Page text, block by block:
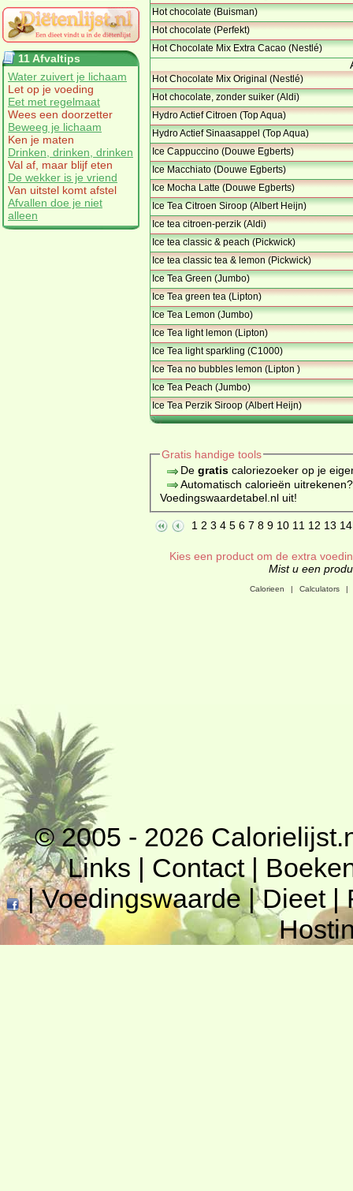
11 Afvaltips
Water zuivert je lichaam
Let op je voeding
Eet met regelmaat
Wees een doorzetter
Beweeg je lichaam
Ken je maten
Drinken, drinken, drinken
Val af, maar blijf eten
De wekker is je vriend
Van uitstel komt afstel
Afvallen doe je niet
alleen
Hot chocolate (Buisman)
Hot chocolate (Perfekt)
Hot Chocolate Mix Extra Cacao (Nestlé)
Hot Chocolate Mix Original (Nestlé)
Hot chocolate, zonder suiker (Aldi)
Hydro Actief Citroen (Top Aqua)
Hydro Actief Sinaasappel (Top Aqua)
Ice Cappuccino (Douwe Egberts)
Ice Macchiato (Douwe Egberts)
Ice Mocha Latte (Douwe Egberts)
Ice Tea Citroen Siroop (Albert Heijn)
Ice tea citroen-perzik (Aldi)
Ice tea classic & peach (Pickwick)
Ice tea classic tea & lemon (Pickwick)
Ice Tea Green (Jumbo)
Ice Tea green tea (Lipton)
Ice Tea Lemon (Jumbo)
Ice Tea light lemon (Lipton)
Ice Tea light sparkling (C1000)
Ice Tea no bubbles lemon (Lipton )
Ice Tea Peach (Jumbo)
Ice Tea Perzik Siroop (Albert Heijn)
Gratis handige tools
De gratiscaloriezoeker op je
Automatisch calorieën
Voedingswaardetabel.nl uit!
1 2 3 4 5 6 7 8 9 10 11 12 13 14
Kies een product om de extra
Mist u een
Calorieen | Calculators |
© 2005 - 2026
Links | Contact|
|Voedingswaarde|Dieet|